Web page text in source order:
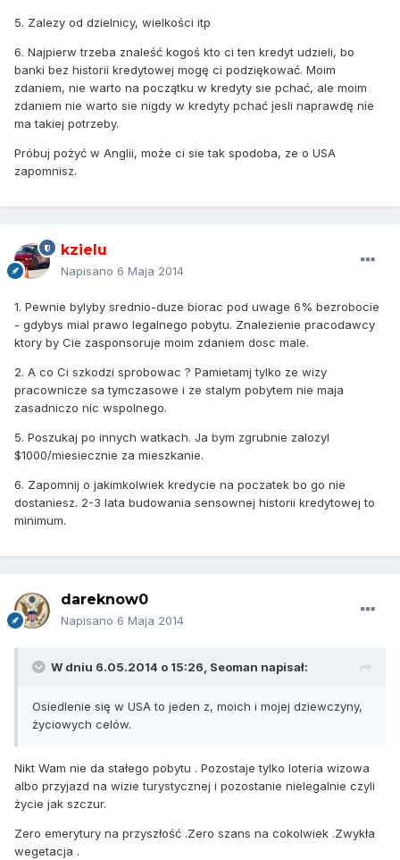
5. Zalezy od dzielnicy, wielkości itp
6. Najpierw trzeba znaleść kogoś kto ci ten kredyt udzieli, bo
banki bez historii kredytowej mogę ci podziękować. Moim
zdaniem, nie warto na początku w kredyty sie pchać, ale moim
zdaniem nie warto sie nigdy w kredyty pchać jesli naprawdę nie
ma takiej potrzeby.
Próbuj pożyć w Anglii, może ci sie tak spodoba, ze o USA
zapomnisz.
kzielu
Napisano 6 Maja 2014
1. Pewnie bylyby srednio-duze biorac pod uwage 6% bezrobocie
- gdybys mial prawo legalnego pobytu. Znalezienie pracodawcy
ktory by Cie zasponsoruje moim zdaniem dosc male.
2. A co Ci szkodzi sprobowac ? Pamietamj tylko ze wizy
pracownicze sa tymczasowe i ze stalym pobytem nie maja
zasadniczo nic wspolnego.
5. Poszukaj po innych watkach. Ja bym zgrubnie zalozyl
$1000/miesiecznie za mieszkanie.
6. Zapomnij o jakimkolwiek kredycie na poczatek bo go nie
dostaniesz. 2-3 lata budowania sensownej historii kredytowej to
minimum.
dareknow0
Napisano 6 Maja 2014
W dniu 6.05.2014 o 15:26, Seoman napisał:
Osiedlenie się w USA to jeden z, moich i mojej dziewczyny,
życiowych celów.
Nikt Wam nie da stałego pobytu . Pozostaje tylko loteria wizowa
albo przyjazd na wizie turystycznej i pozostanie nielegalnie czyli
życie jak szczur.
Zero emerytury na przyszłość .Zero szans na cokolwiek .Zwykła
wegetacja .